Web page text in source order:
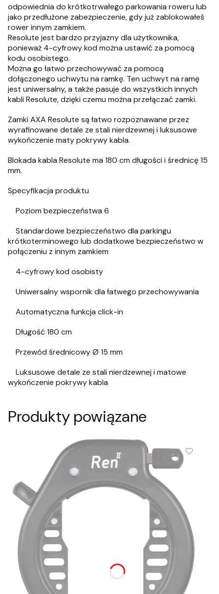
odpowiednia do krótkotrwałego parkowania roweru lub
jako przedłużone zabezpieczenie, gdy już zablokowałeś
rower innym zamkiem.
Resolute jest bardzo przyjazny dla użytkownika,
ponieważ 4-cyfrowy kod można ustawić za pomocą
kodu osobistego.
Można go łatwo przechowywać za pomocą
dołączonego uchwytu na ramkę. Ten uchwyt na ramę
jest uniwersalny, a także pasuje do wszystkich innych
kabli Resolute, dzięki czemu można przełączać zamki.
Zamki AXA Resolute są łatwo rozpoznawane przez
wyrafinowane detale ze stali nierdzewnej i luksusowe
wykończenie maty pokrywy kabla.
Blokada kabla Resolute ma 180 cm długości i średnicę 15
mm.
Specyfikacja produktu
Poziom bezpieczeństwa 6
Standardowe bezpieczeństwo dla parkingu
krótkoterminowego lub dodatkowe bezpieczeństwo w
połączeniu z innym zamkiem
4-cyfrowy kod osobisty
Uniwersalny wspornik dla łatwego przechowywania
Automatyczna funkcja click-in
Długość 180 cm
Przewód średnicowy Ø 15 mm
Luksusowe detale ze stali nierdzewnej i matowe
wykończenie pokrywy kabla
Produkty powiązane